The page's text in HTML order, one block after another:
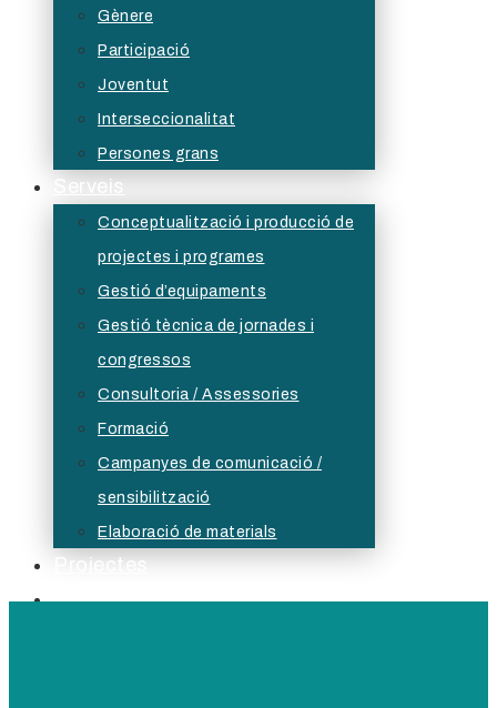
Gènere
Participació
Joventut
Interseccionalitat
Persones grans
Serveis
Conceptualització i producció de
projectes i programes
Gestió d’equipaments
Gestió tècnica de jornades i
congressos
Consultoria / Assessories
Formació
Campanyes de comunicació /
sensibilització
Elaboració de materials
Projectes
Serveis Formatius